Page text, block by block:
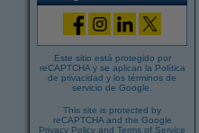
Este sitio está protegido por
reCAPTCHA y se aplican la Política
de privacidad y los términos de
servicio de Google
This site is protected by
reCAPTCHA and the Google
Privacy Policy and Terms of Service